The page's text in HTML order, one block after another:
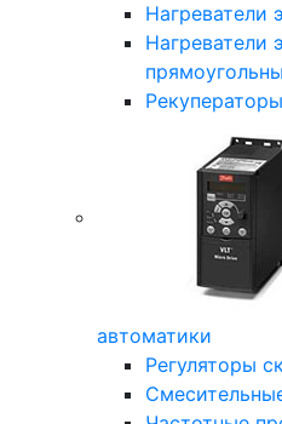
Нагреватели
Нагреватели
Рекуператоры
автоматики
Регуляторы